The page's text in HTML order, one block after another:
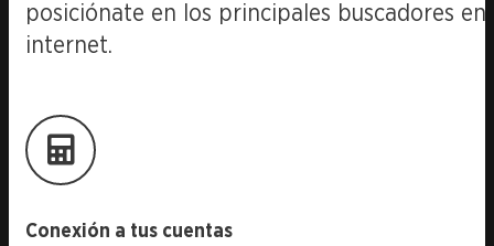
posiciónate en los principales buscadores en
internet.
Conexión a tus cuentas